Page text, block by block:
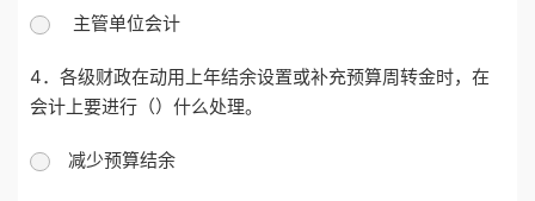
主管单位会计
4．各级财政在动用上年结余设置或补充预算周转金时，在
会计上要进行（）什么处理。
减少预算结余